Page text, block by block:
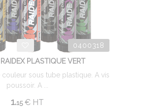
0400318
PLASTIQUE VERT
couleur sous tube plastique. A vis
poussoir. A ...
1.15 €HT